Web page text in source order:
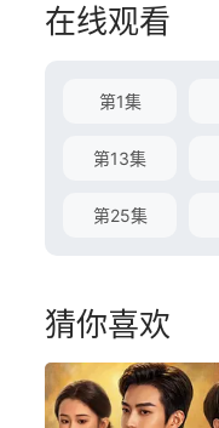
在线观看
第1集
第13集
第25集
猜你喜欢